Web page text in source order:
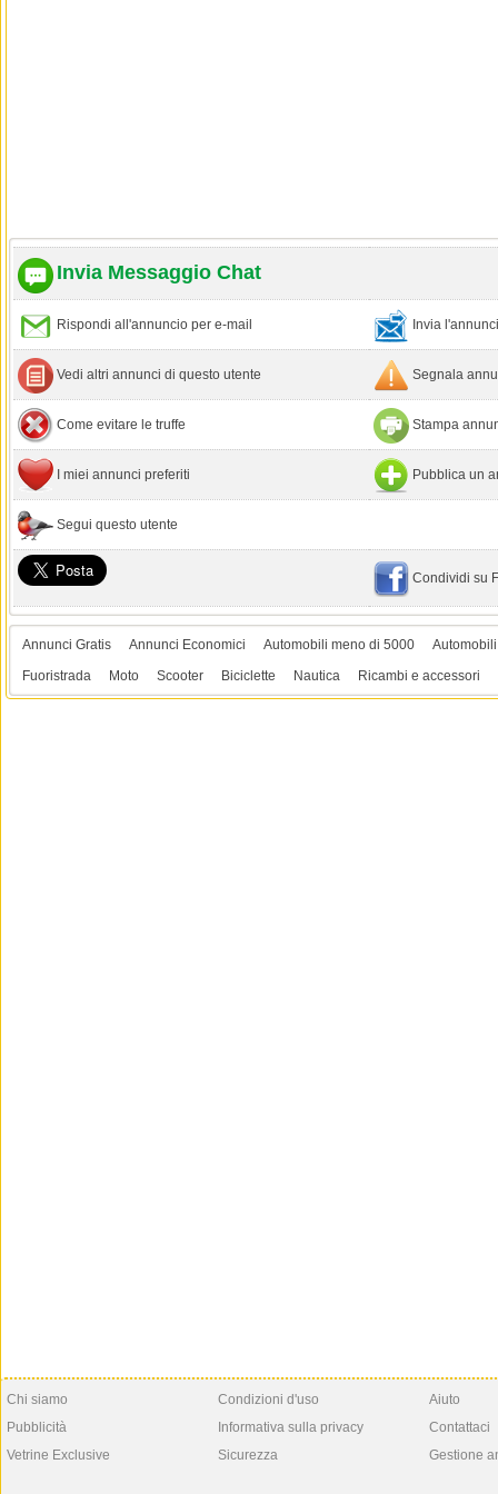
Invia Messaggio Chat
Rispondi all'annuncio per e-mail Invia
Vedi altri annunci di questo utente Segnala
Come evitare le truffe Stampa
I miei annunci preferiti Pubblica un
Segui questo utente
Condividi su
Annunci Gratis Annunci Economici Automobili meno di 5000
Fuoristrada
Moto Scooter Biciclette Nautica Ricambi e accessori
Chi siamo
Pubblicità
Vetrine Exclusive
Condizioni d'uso
Informativa sulla privacy
Sicurezza
Aiuto
Contattaci
Gestione